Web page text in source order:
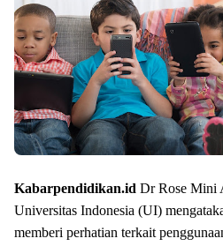
Kabarpendidikan.id Dr Rose Mini
Universitas Indonesia (UI)
memberi perhatian terkait